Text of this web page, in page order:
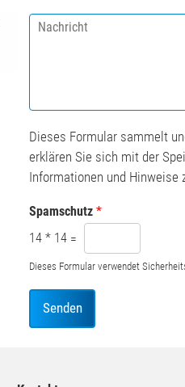
t
n
*
N
h
*
Dieses Formular sammelt
erklären Sie sich mit der
Informationen und Hinweise
Spamschutz *
14 * 14 =
Dieses Formular verwendet
Senden